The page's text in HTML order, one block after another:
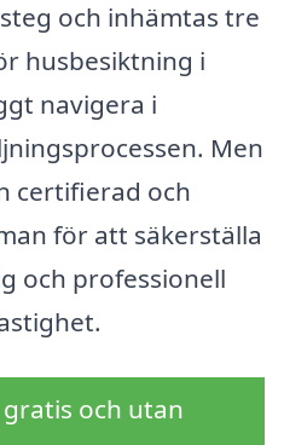
och inhämtas tre
husbesiktning i
navigera i
Men
certifierad och
för att säkerställa
och professionell
och utan